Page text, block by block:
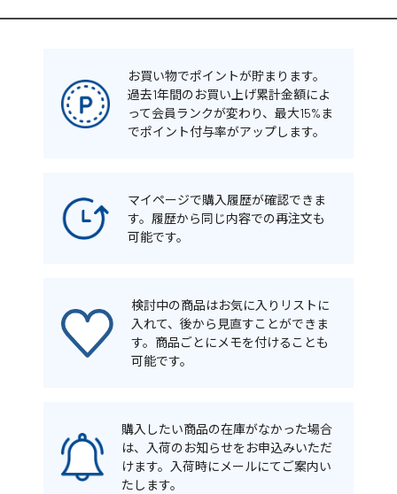
お買い物でポイントが貯まります。
過去1年間のお買い上げ累計金額によ
って会員ランクが変わり、最大15%ま
でポイント付与率がアップします。
マイページで購入履歴が確認できま
す。履歴から同じ内容での再注文も
可能です。
検討中の商品はお気に入りリストに
入れて、後から見直すことができま
す。商品ごとにメモを付けることも
可能です。
購入したい商品の在庫がなかった場合
は、入荷のお知らせをお申込みいただ
けます。入荷時にメールにてご案内い
たします。